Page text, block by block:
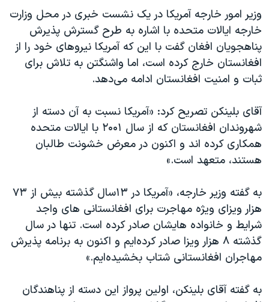
وزیر امور خارجه آمریکا در یک نشست خبری در محل وزارت
خارجه ایالات متحده با اشاره به طرح گسترش پذیرش
پناهجویان افغان گفت با این که آمریکا نیروهای خود را از
افغانستان خارج کرده است، اما واشنگتن به تلاش برای
ثبات و امنیت افغانستان ادامه می‌دهد.
آقای بلینکن تصریح کرد: «آمریکا نسبت به آن دسته از
شهروندان افغانستان که از سال ۲۰۰۱ با ایالات متحده
همکاری کرده اند و اکنون در معرض خشونت طالبان
هستند، متعهد است.»
به گفته وزیر خارجه، «آمریکا در ۱۳سال گذشته بیش از ۷۳
هزار ویزای ویژه مهاجرت برای افغانستانی های واجد
شرایط و خانواده هایشان صادر کرده است. تنها در سال
گذشته ۸ هزار ویزا صادر کرده‌ایم و اکنون به برنامه پذیرش
مهاجران افغانستانی شتاب بخشیده‌ایم.»
به گفته آقای بلینکن، اولین پرواز این دسته از پناهندگان